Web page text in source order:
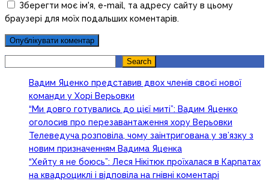
Зберегти моє ім'я, e-mail, та адресу сайту в цьому
браузері для моїх подальших коментарів.
Search
Вадим Яценко представив двох членів своєї нової
команди у Хорі Верьовки
“Ми довго готувались до цієї миті”: Вадим Яценко
оголосив про перезавантаження хору Верьовки
Телеведуча розповіла, чому заінтригована у зв’язку з
новим призначенням Вадима Яценка
“Хейту я не боюсь”: Леся Нікітюк проїхалася в Карпатах
на квадроциклі і відповіла на гнівні коментарі